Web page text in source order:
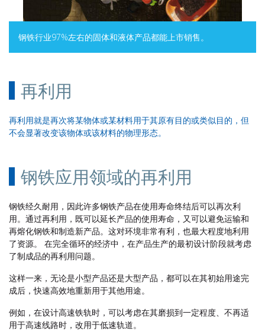
钢铁行业97%左右的固体和液体产品都能上市销售。
再利用
再利用就是再次将某物体或某材料用于其原有目的或类似目的，但
不会显著改变该物体或该材料的物理形态。
钢铁应用领域的再利用
钢铁经久耐用，因此许多钢铁产品在使用寿命终结后可以再次利
用。通过再利用，既可以延长产品的使用寿命，又可以避免运输和
再熔化钢铁和制造新产品。这对环境非常有利，也最大程度地利用
了资源。 在完全循环的经济中，在产品生产的最初设计阶段就考虑
了制成品的再利用问题。
这样一来，无论是小型产品还是大型产品，都可以在其初始用途完
成后，快速高效地重新用于其他用途。
例如，在设计高速铁轨时，可以考虑在其磨损到一定程度、不再适
用于高速线路时，改用于低速轨道。